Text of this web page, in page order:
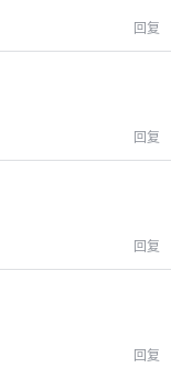
回复
回复
回复
回复